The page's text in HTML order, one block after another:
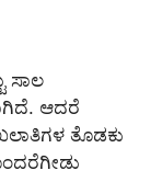
ಸಾಲ
ಆದರೆ
ತೊಡಕು